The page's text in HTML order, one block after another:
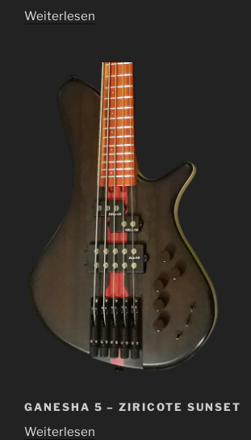
Weiterlesen
GANESHA 5 – ZIRICOTE SUNSET
Weiterlesen